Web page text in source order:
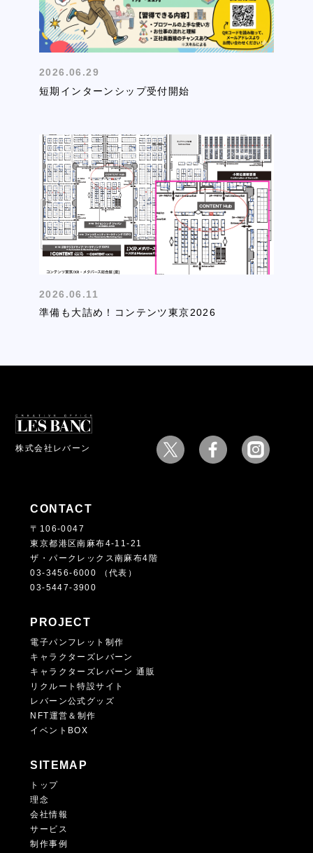
2026.06.29
短期インターンシップ受付開始
2026.06.11
準備も大詰め！コンテンツ東京2026
株式会社レバーン
CONTACT
〒106-0047
東京都港区南麻布4-11-21
ザ・パークレックス南麻布4階
03-3456-6000 （代表）
03-5447-3900
PROJECT
電子パンフレット制作
キャラクターズレバーン
キャラクターズレバーン 通販
リクルート特設サイト
レバーン公式グッズ
NFT運営＆制作
イベントBOX
SITEMAP
トップ
理念
会社情報
サービス
制作事例